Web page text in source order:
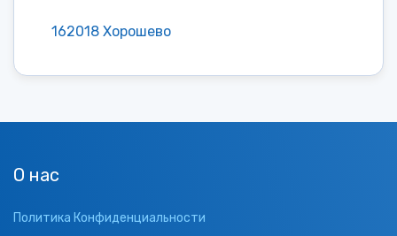
162018 Хорошево
О нас
Политика Конфиденциальности